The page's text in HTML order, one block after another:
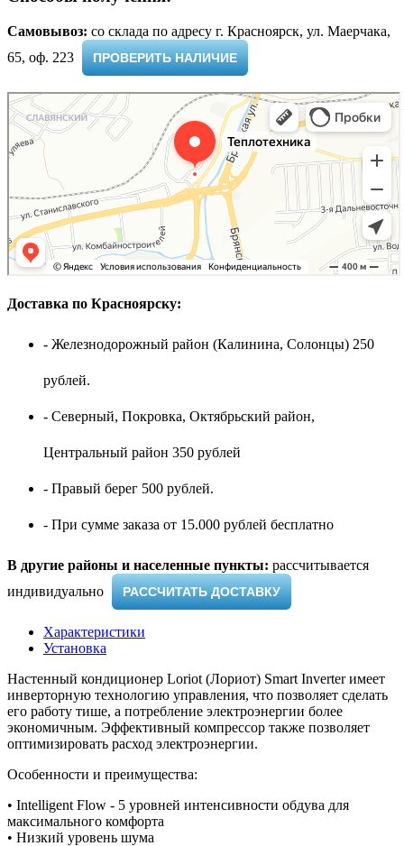
Самовывоз: cо склада по адресу г. Красноярск, ул. Маерчака,
65, оф. 223 ​
ПРОВЕРИТЬ НАЛИЧИЕ
Доставка по Красноярску:
- Железнодорожный район (Калинина, Солонцы) 250
рублей.
- Северный, Покровка, Октябрьский район,
Центральный район 350 рублей
- Правый берег 500 рублей.
- При сумме заказа от 15.000 рублей бесплатно
В другие районы и населенные пункты: рассчитывается
индивидуально ​
РАССЧИТАТЬ ДОСТАВКУ
Характеристики
Установка
Настенный кондиционер Loriot (Лориот) Smart Inverter имеет
инверторную технологию управления, что позволяет сделать
его работу тише, а потребление электроэнергии более
экономичным. Эффективный компрессор также позволяет
оптимизировать расход электроэнергии.
Особенности и преимущества:
• Intelligent Flow - 5 уровней интенсивности обдува для
максимального комфорта
• Низкий уровень шума